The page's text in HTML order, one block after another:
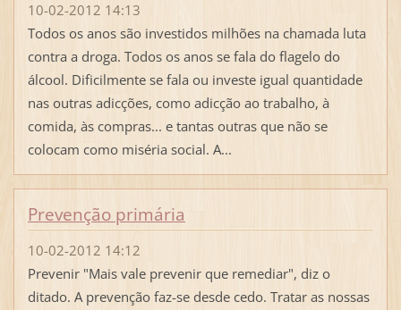
10-02-2012 14:13
Todos os anos são investidos milhões na chamada luta
contra a droga. Todos os anos se fala do flagelo do
álcool. Dificilmente se fala ou investe igual quantidade
nas outras adicções, como adicção ao trabalho, à
comida, às compras... e tantas outras que não se
colocam como miséria social. A...
Prevenção primária
10-02-2012 14:12
Prevenir "Mais vale prevenir que remediar", diz o
ditado. A prevenção faz-se desde cedo. Tratar as nossas